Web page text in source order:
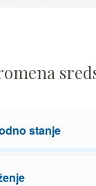
stanje